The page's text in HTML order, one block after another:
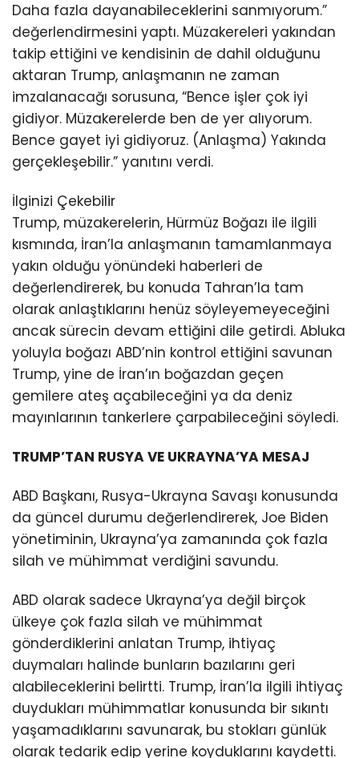
Daha fazla dayanabileceklerini sanmıyorum.”
değerlendirmesini yaptı. Müzakereleri yakından
takip ettiğini ve kendisinin de dahil olduğunu
aktaran Trump, anlaşmanın ne zaman
imzalanacağı sorusuna, “Bence işler çok iyi
gidiyor. Müzakerelerde ben de yer alıyorum.
Bence gayet iyi gidiyoruz. (Anlaşma) Yakında
gerçekleşebilir.” yanıtını verdi.
İlginizi Çekebilir
Trump, müzakerelerin, Hürmüz Boğazı ile ilgili
kısmında, İran’la anlaşmanın tamamlanmaya
yakın olduğu yönündeki haberleri de
değerlendirerek, bu konuda Tahran’la tam
olarak anlaştıklarını henüz söyleyemeyeceğini
ancak sürecin devam ettiğini dile getirdi. Abluka
yoluyla boğazı ABD’nin kontrol ettiğini savunan
Trump, yine de İran’ın boğazdan geçen
gemilere ateş açabileceğini ya da deniz
mayınlarının tankerlere çarpabileceğini söyledi.
TRUMP’TAN RUSYA VE UKRAYNA’YA MESAJ
ABD Başkanı, Rusya-Ukrayna Savaşı konusunda
da güncel durumu değerlendirerek, Joe Biden
yönetiminin, Ukrayna’ya zamanında çok fazla
silah ve mühimmat verdiğini savundu.
ABD olarak sadece Ukrayna’ya değil birçok
ülkeye çok fazla silah ve mühimmat
gönderdiklerini anlatan Trump, ihtiyaç
duymaları halinde bunların bazılarını geri
alabileceklerini belirtti. Trump, İran’la ilgili ihtiyaç
duydukları mühimmatlar konusunda bir sıkıntı
yaşamadıklarını savunarak, bu stokları günlük
olarak tedarik edip yerine koyduklarını kaydetti.